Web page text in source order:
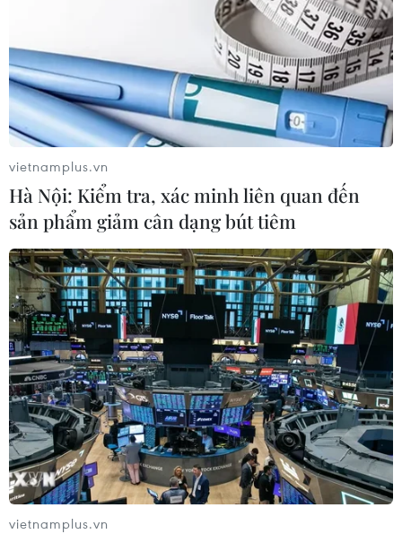
Tỷ phú Elon Musk trở thành người giàu
nhất thế giới
07/01/2021 22:36
Giá cổ phiếu của hãng sản xuất xe điện Tesla đã tăng
4,8% trong ngày 7/1, qua đó đưa Elon Musk vượt qua
Jeff Bezos trong danh sách 500 tỷ phú giàu nhất thế giới
của hãng tin Bloomberg.
vietnamplus.vn
Hà Nội: Kiểm tra, xác minh liên quan đến
sản phẩm giảm cân dạng bút tiêm
vietnamplus.vn